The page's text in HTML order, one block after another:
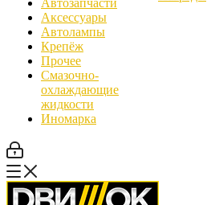
Автозапчасти
Аксессуары
Автолампы
Крепёж
Прочее
Смазочно-
охлаждающие
жидкости
Иномарка